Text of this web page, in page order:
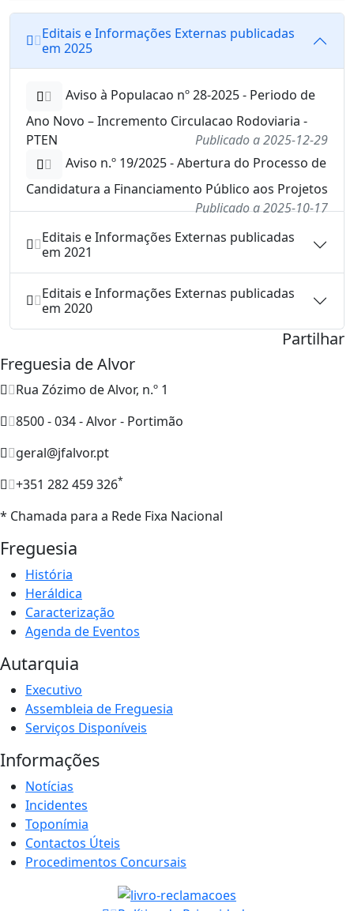
Editais e Informações Externas publicadas
em 2025
Aviso à Populacao nº 28-2025 - Periodo de
Ano Novo – Incremento Circulacao Rodoviaria -
PTEN
Publicado a 2025-12-29
Aviso n.º 19/2025 - Abertura do Processo de
Candidatura a Financiamento Público aos Projetos
Publicado a 2025-10-17
Editais e Informações Externas publicadas
em 2021
Editais e Informações Externas publicadas
em 2020
Partilhar
Freguesia de Alvor
Rua Zózimo de Alvor, n.º 1
8500 - 034 - Alvor - Portimão
geral@jfalvor.pt
+351 282 459 326*
* Chamada para a Rede Fixa Nacional
Freguesia
História
Heráldica
Caracterização
Agenda de Eventos
Autarquia
Executivo
Assembleia de Freguesia
Serviços Disponíveis
Informações
Notícias
Incidentes
Toponímia
Contactos Úteis
Procedimentos Concursais